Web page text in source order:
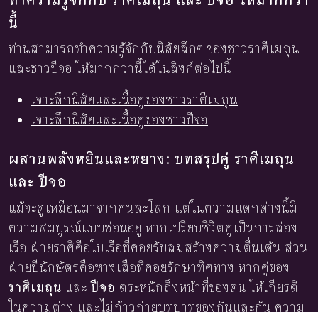
นี้
ท่านสามารถทำความรู้จักกับนิสัยลึกๆ ของชาวราศีเมถุน
และชาวปีจอ ให้มากกว่านี้ได้ในลิงก์ต่อไปนี้
เจาะลึกนิสัยและเนื้อคู่ของชาวราศีเมถุน
เจาะลึกนิสัยและเนื้อคู่ของชาวปีจอ
ผสานพลังหยินและหยาง: บทสรุปคู่ ราศีเมถุน
และ ปีจอ
แม้จะดูเหมือนมาจากคนละโลก แต่ในความแตกต่างนี้มี
ความสมบูรณ์แบบซ่อนอยู่ หากเปรียบชีวิตคู่เป็นการล่อง
เรือ ฝ่ายราศีคือใบเรือที่คอยรับลมสร้างความตื่นเต้น ส่วน
ฝ่ายปีนักษัตรคือหางเสือที่คอยรักษาทิศทาง หากคู่ของ
ราศีเมถุน และปีจอ ตระหนักถึงหน้าที่ของตน ให้เกียรติ
ในความต่าง และไม่ก้าวก่ายบทบาทของกันและกัน ความ